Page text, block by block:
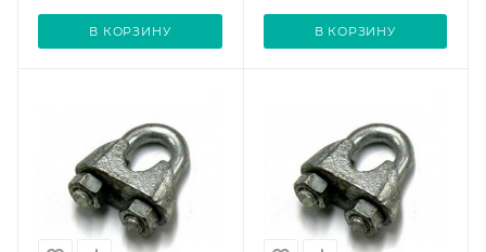
В КОРЗИНУ В КОРЗИНУ